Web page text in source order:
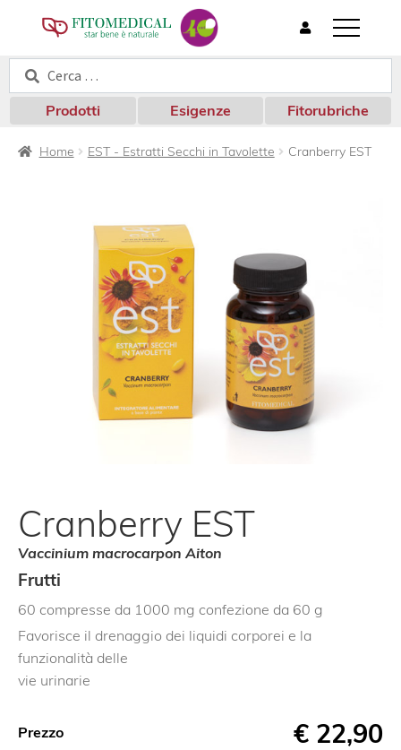
T
o
g
l
e
n
a
Cerca:
Cerca
Prodotti Esigenze Fitorubriche
Home EST - Estratti Secchi in Tavolette Cranberry EST
Cranberry EST
Vaccinium macrocarpon Aiton
Frutti
60 compresse da 1000 mg confezione da 60 g
Favorisce il drenaggio dei liquidi corporei e la
funzionalità delle
vie urinarie
Prezzo € 22,90